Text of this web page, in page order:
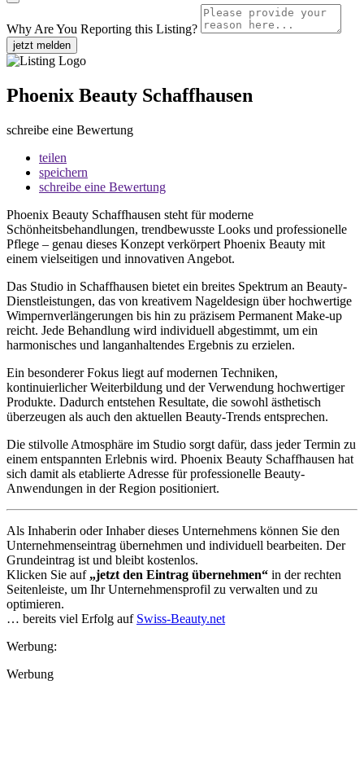
Why Are You Reporting this Listing?
jetzt melden
Phoenix Beauty Schaffhausen
schreibe eine Bewertung
teilen
speichern
schreibe eine Bewertung
Phoenix Beauty Schaffhausen steht für moderne
Schönheitsbehandlungen, trendbewusste Looks und professionelle
Pflege – genau dieses Konzept verkörpert Phoenix Beauty mit
einem vielseitigen und innovativen Angebot.
Das Studio in Schaffhausen bietet ein breites Spektrum an Beauty-
Dienstleistungen, das von kreativem Nageldesign über hochwertige
Wimpernverlängerungen bis hin zu präzisem Permanent Make-up
reicht. Jede Behandlung wird individuell abgestimmt, um ein
harmonisches und langanhaltendes Ergebnis zu erzielen.
Ein besonderer Fokus liegt auf modernen Techniken,
kontinuierlicher Weiterbildung und der Verwendung hochwertiger
Produkte. Dadurch entstehen Resultate, die sowohl ästhetisch
überzeugen als auch den aktuellen Beauty-Trends entsprechen.
Die stilvolle Atmosphäre im Studio sorgt dafür, dass jeder Termin zu
einem entspannten Erlebnis wird. Phoenix Beauty Schaffhausen hat
sich damit als etablierte Adresse für professionelle Beauty-
Anwendungen in der Region positioniert.
Als Inhaberin oder Inhaber dieses Unternehmens können Sie den
Unternehmenseintrag übernehmen und individuell bearbeiten. Der
Grundeintrag ist und bleibt kostenlos.
Klicken Sie auf „jetzt den Eintrag übernehmen“ in der rechten
Seitenleiste, um Ihr Unternehmensprofil zu verwalten und zu
optimieren.
… bereits viel Erfolg auf Swiss-Beauty.net
Werbung:
Werbung